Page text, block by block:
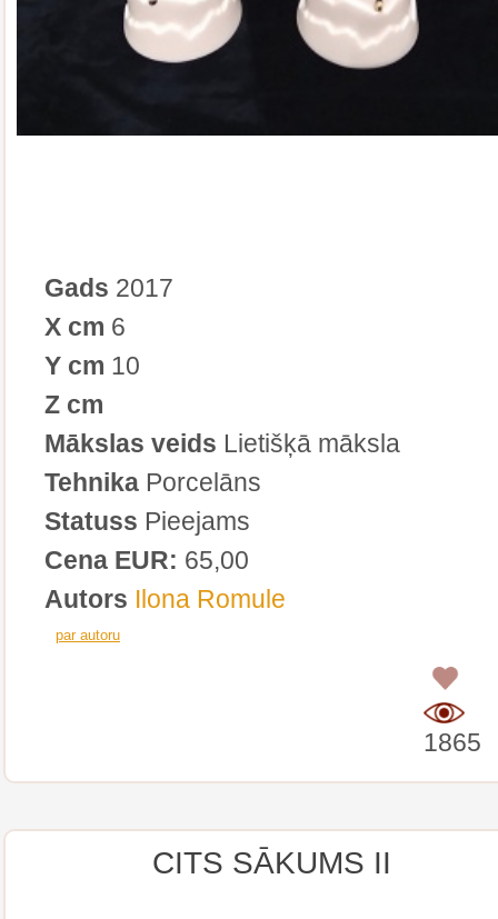
Gads 2017
X cm 6
Y cm 10
Z cm
Mākslas veids Lietišķā māksla
Tehnika Porcelāns
Statuss Pieejams
Cena EUR: 65,00
Autors Ilona Romule
par autoru
1865
CITS SĀKUMS II